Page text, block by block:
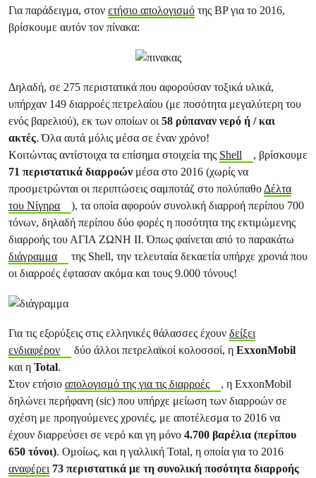
Για παράδειγμα, στον ετήσιο απολογισμό της BP για το 2016,
βρίσκουμε αυτόν τον πίνακα:
Δηλαδή, σε 275 περιστατικά που αφορούσαν τοξικά υλικά,
υπήρχαν 149 διαρροές πετρελαίου (με ποσότητα μεγαλύτερη του
ενός βαρελιού), εκ των οποίων οι58 ρύπαναν νερό ή / και
ακτές. Όλα αυτά μόλις μέσα σε έναν χρόνο!
Κοιτώντας αντίστοιχα τα επίσημα στοιχεία της Shell
, βρίσκουμε
71 περιστατικά διαρροών μέσα στο 2016 (χωρίς να
προσμετρώνται οι περιπτώσεις σαμποτάζ στο πολύπαθοΔέλτα
του Νίγηρα
), τα οποία αφορούν συνολική διαρροή περίπου 700
τόνων, δηλαδή περίπου δύο φορές η ποσότητα της εκτιμώμενης
διαρροής του ΑΓΙΑ ΖΩΝΗ ΙΙ. Όπως φαίνεται από το παρακάτω
διάγραμμα
της Shell, την τελευταία δεκαετία υπήρχε χρονιά που
οι διαρροές έφτασαν ακόμα και τους 9.000 τόνους!
Για τις εξορύξεις στις ελληνικές θάλασσες έχουν δείξει
ενδιαφέρον
δύο άλλοι πετρελαϊκοί κολοσσοί, η ExxonMobil
και η Total.
Στον ετήσιο απολογισμό της για τις διαρροές
, η ExxonMobil
δηλώνει περήφανη (sic) που υπήρχε μείωση των διαρροών σε
σχέση με προηγούμενες χρονιές, με αποτέλεσμα το 2016 να
έχουν διαρρεύσει σε νερό και γη μόνο 4.700 βαρέλια (περίπου
650 τόνοι). Ομοίως, και η γαλλική Total, η οποία για το 2016
αναφέρει 73 περιστατικά με τη συνολική ποσότητα διαρροής